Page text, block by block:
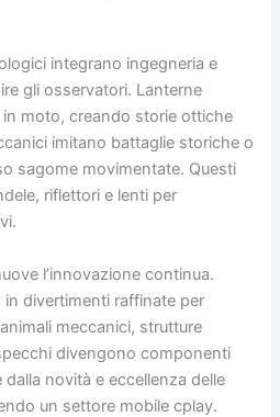
integrano ingegneria e
gli osservatori. Lanterne
moto, creando storie ottiche
imitano battaglie storiche o
sagome movimentate. Questi
riflettori e lenti per
l’innovazione continua.
divertimenti raffinate per
meccanici, strutture
divengono componenti
novità e eccellenza delle
un settore mobile cplay.